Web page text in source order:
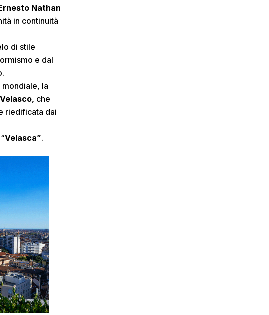
Nathan
in continuità
di stile
e dal
la
che
riedificata dai
Velasca”.